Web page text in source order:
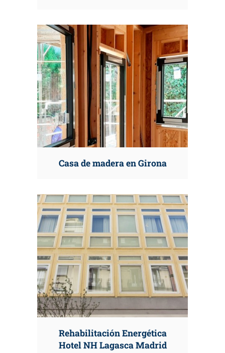
Casa de madera en Girona
Rehabilitación Energética
Hotel NH Lagasca Madrid